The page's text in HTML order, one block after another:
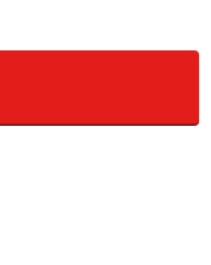
で毎月の電気代が劇
あることを、知らず